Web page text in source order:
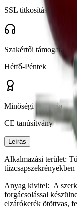
SSL titkosítás
Szakértői támogatás
Hétfő-Péntek
Minőségi garancia
CE tanúsítvány
Leírás
Alkalmazási terület:
Anyag kivitel: A
forgácsolással
elzárókerék ötöttvas,